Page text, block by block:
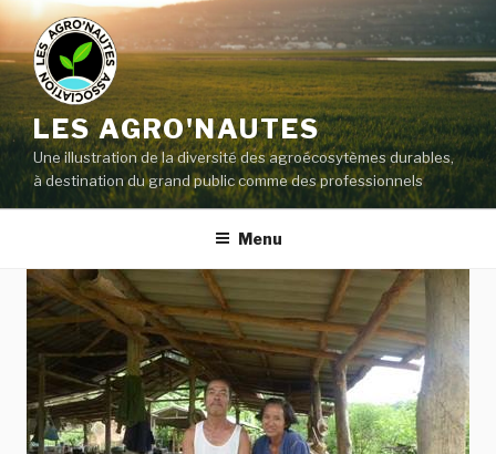
LES AGRO'NAUTES
Une illustration de la diversité des agroécosytèmes durables,
à destination du grand public comme des professionnels
Menu